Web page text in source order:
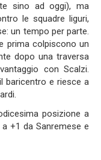
sino ad oggi), ma
le squadre liguri,
un tempo per parte.
prima colpiscono un
dopo una traversa
con Scalzi.
baricentro e riesce a
posizione a
+1 da Sanremese e